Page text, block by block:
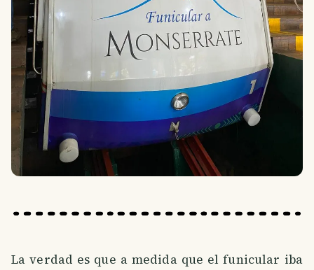
La verdad es que a medida que el funicular iba